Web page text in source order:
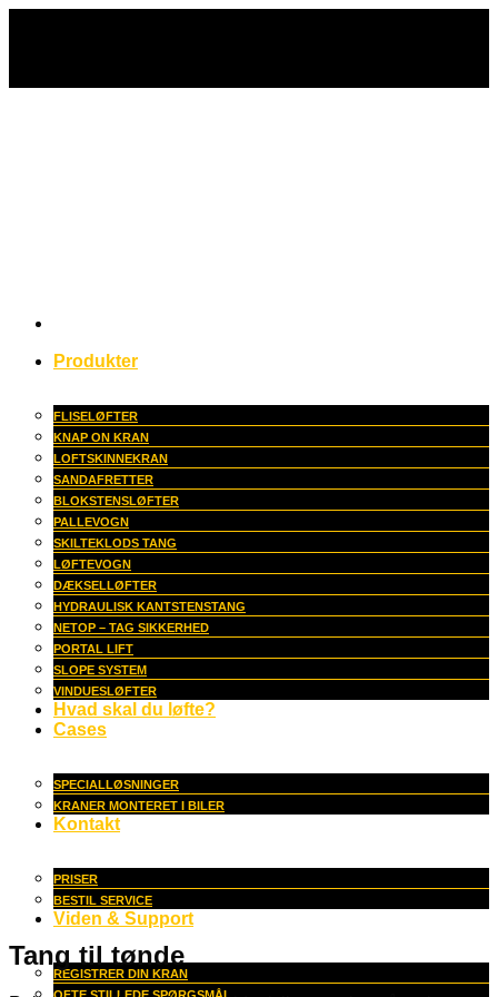
Produkter
FLISELØFTER
KNAP ON KRAN
LOFTSKINNEKRAN
SANDAFRETTER
BLOKSTENSLØFTER
PALLEVOGN
SKILTEKLODS TANG
LØFTEVOGN
DÆKSELLØFTER
HYDRAULISK KANTSTENSTANG
NETOP – TAG SIKKERHED
PORTAL LIFT
SLOPE SYSTEM
VINDUESLØFTER
Hvad skal du løfte?
Cases
SPECIALLØSNINGER
KRANER MONTERET I BILER
Kontakt
PRISER
BESTIL SERVICE
Viden & Support
REGISTRER DIN KRAN
Tang til tønde